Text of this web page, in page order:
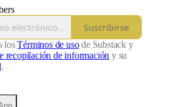
Suscribirse
losTérminos de usode Substack y
recopilación de información y su
.